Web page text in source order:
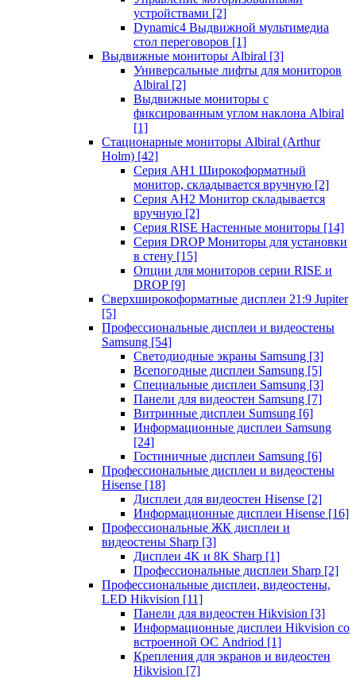
устройствами [2]
Dynamic4 Выдвижной мультимедиа
стол переговоров [1]
Выдвижные мониторы Albiral [3]
Универсальные лифты для мониторов
Albiral [2]
Выдвижные мониторы с
фиксированным углом наклона Albiral
[1]
Стационарные мониторы Albiral (Arthur
Holm) [42]
Серия AH1 Широкоформатный
монитор, складывается вручную [2]
Серия AH2 Монитор складывается
вручную [2]
Серия RISE Настенные мониторы [14]
Серия DROP Мониторы для установки
в стену [15]
Опции для мониторов серии RISE и
DROP [9]
Сверхширокоформатные дисплеи 21:9 Jupiter
[5]
Профессиональные дисплеи и видеостены
Samsung [54]
Светодиодные экраны Samsung [3]
Всепогодные дисплеи Samsung [5]
Специальные дисплеи Samsung [3]
Панели для видеостен Samsung [7]
Витринные дисплеи Sumsung [6]
Информационные дисплеи Samsung
[24]
Гостиничные дисплеи Samsung [6]
Профессиональные дисплеи и видеостены
Hisense [18]
Дисплеи для видеостен Hisense [2]
Информационные дисплеи Hisense [16]
Профессиональные ЖК дисплеи и
видеостены Sharp [3]
Дисплеи 4K и 8K Sharp [1]
Профессиональные дисплеи Sharp [2]
Профессиональные дисплеи, видеостены,
LED Hikvision [11]
Панели для видеостен Hikvision [3]
Информационные дисплеи Hikvision со
встроенной ОС Andriod [1]
Крепления для экранов и видеостен
Hikvision [7]